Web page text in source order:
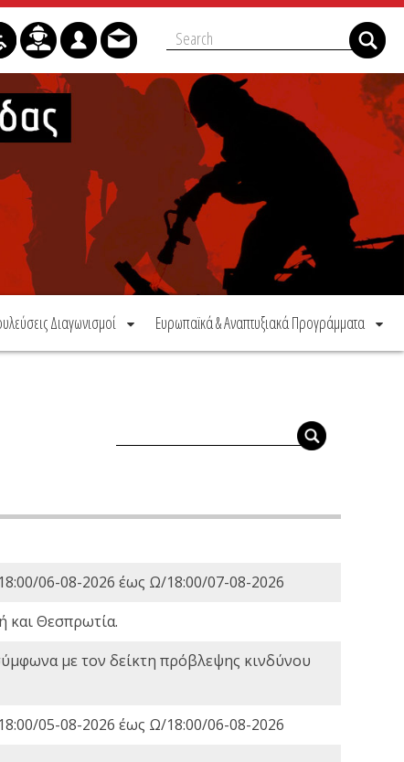
Διαγωνισμοί Ευρωπαϊκά & Αναπτυξιακά Προγράμματα
06-08-2026 έως Ω/18:00/07-08-2026
και Θεσπρωτία.
με τον δείκτη πρόβλεψης κινδύνου
05-08-2026 έως Ω/18:00/06-08-2026